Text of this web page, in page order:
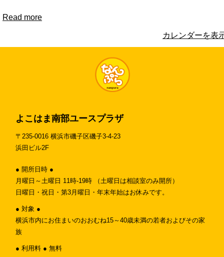
Read more
カレンダーを表
よこはま南部ユースプラザ
〒235-0016 横浜市磯子区磯子3-4-23
浜田ビル2F
● 開所日時 ●
月曜日～土曜日 11時-19時 （土曜日は相談室のみ開所）
日曜日・祝日・第3月曜日・年末年始はお休みです。
● 対象 ●
横浜市内にお住まいのおおむね15～40歳未満の若者およびその家
族
● 利用料 ● 無料